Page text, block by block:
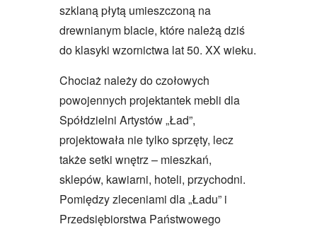
szklaną płytą umieszczoną na
drewnianym blacie, które należą dziś
do klasyki wzornictwa lat 50. XX wieku.
Chociaż należy do czołowych
powojennych projektantek mebli dla
Spółdzielni Artystów „Ład”,
projektowała nie tylko sprzęty, lecz
także setki wnętrz – mieszkań,
sklepów, kawiarni, hoteli, przychodni.
Pomiędzy zleceniami dla „Ładu” i
Przedsiębiorstwa Państwowego